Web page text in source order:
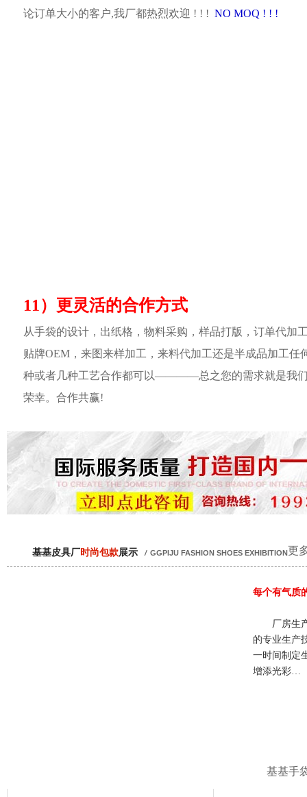
论订单大小的客户,我厂都热烈欢迎 ! ! ! NO MOQ ! ! !
11）更灵活的合作方式
从手袋的设计，出纸格，物料采购，样品打版，订单代加
贴牌OEM，来图来样加工，来料代加工还是半成品加工任
种或者几种工艺合作都可以————总之您的需求就是我
荣幸。合作共赢!
更
基基皮具厂时尚包款展示 / GGPIJU FASHION SHOES EXHIBITION
每个有气质
厂房生
的专业生产
一时间制定
增添光彩…
基基手